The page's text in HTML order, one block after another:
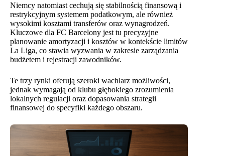
Niemcy natomiast cechują się stabilnością finansową i
restrykcyjnym systemem podatkowym, ale również
wysokimi kosztami transferów oraz wynagrodzeń.
Kluczowe dla FC Barcelony jest tu precyzyjne
planowanie amortyzacji i kosztów w kontekście limitów
La Liga, co stawia wyzwania w zakresie zarządzania
budżetem i rejestracji zawodników.
Te trzy rynki oferują szeroki wachlarz możliwości,
jednak wymagają od klubu głębokiego zrozumienia
lokalnych regulacji oraz dopasowania strategii
finansowej do specyfiki każdego obszaru.